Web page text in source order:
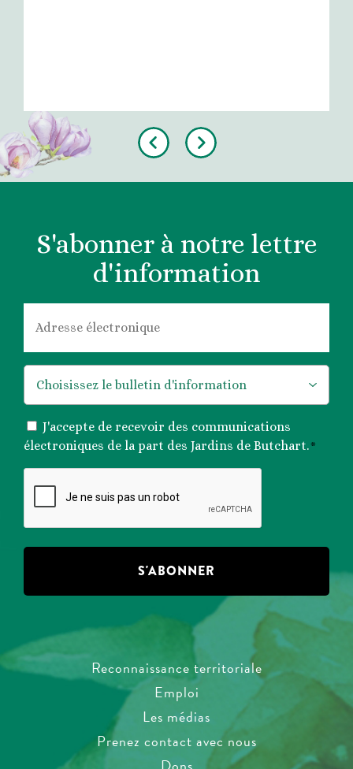
Previous Next
S'abonner à notre lettre
d'information
CONSENTEMENT
*
J'accepte de recevoir des communications
électroniques de la part des Jardins de Butchart.*
Reconnaissance territoriale
Emploi
Les médias
Prenez contact avec nous